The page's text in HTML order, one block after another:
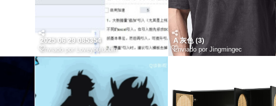
2025 06 29 085354
Enviado por Loveyouluobin
A 灰色 (3)
Enviado por Jingmingec